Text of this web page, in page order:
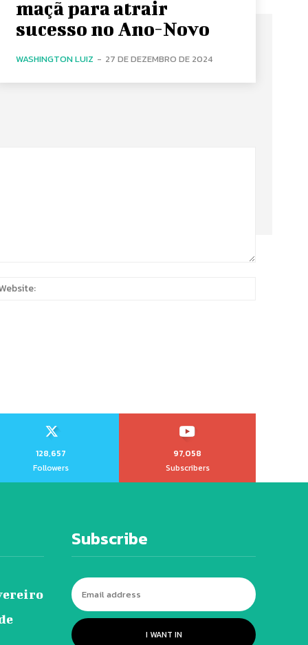
maçã para atrair
sucesso no Ano-Novo
WASHINGTON LUIZ - 27 DE DEZEMBRO DE 2024
128,657
Followers
97,058
Subscribers
Subscribe
I WANT IN